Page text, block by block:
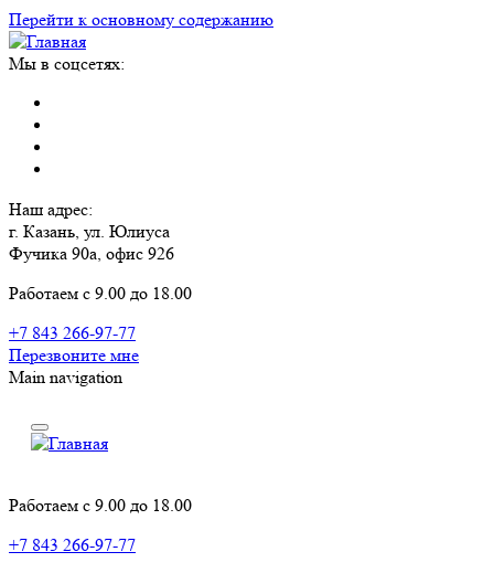
Перейти к основному содержанию
Мы в соцсетях:
Наш адрес:
г. Казань, ул. Юлиуса
Фучика 90а, офис 926
Работаем с 9.00 до 18.00
+7 843 266-97-77
Перезвоните мне
Main navigation
Работаем с 9.00 до 18.00
+7 843 266-97-77